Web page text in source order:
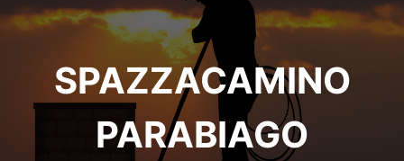
SPAZZACAMINO
PARABIAGO